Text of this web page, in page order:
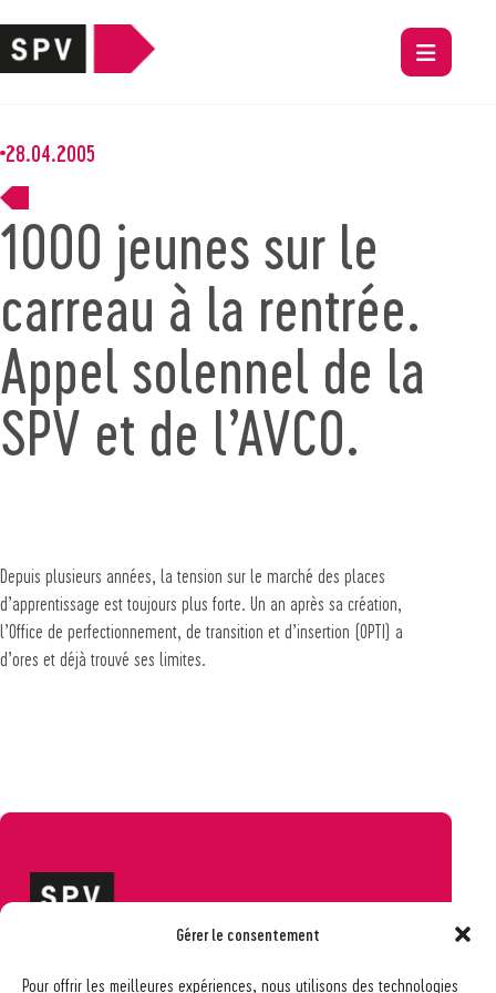
Gérer le consentement
Pour offrir les meilleures expériences, nous utilisons des technologies
28.04.2005
1000 jeunes sur le
carreau à la rentrée.
Appel solennel de la
SPV et de l’AVCO.
Depuis plusieurs années, la tension sur le marché des places
d’apprentissage est toujours plus forte. Un an après sa création,
l’Office de perfectionnement, de transition et d’insertion (OPTI) a
d’ores et déjà trouvé ses limites.